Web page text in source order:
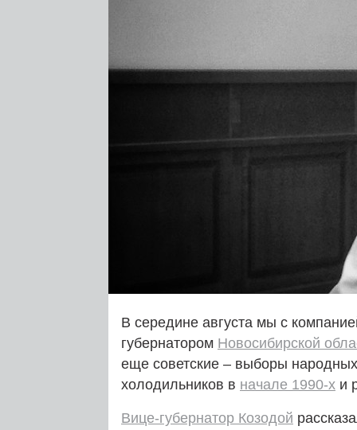
В середине августа мы с
губернатором Новосибирской
еще советские – выборы
холодильников в начале 1990‑х и
Вице-губернатор Козодой